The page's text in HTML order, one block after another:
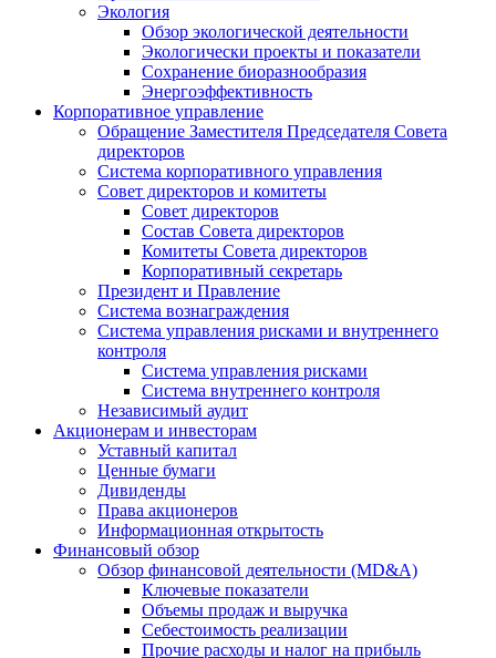
Экология
Обзор экологической деятельности
Экологически проекты и показатели
Сохранение биоразнообразия
Энергоэффективность
Корпоративное управление
Обращение Заместителя Председателя Совета
директоров
Система корпоративного управления
Совет директоров и комитеты
Совет директоров
Состав Совета директоров
Комитеты Совета директоров
Корпоративный секретарь
Президент и Правление
Система вознаграждения
Система управления рисками и внутреннего
контроля
Система управления рисками
Система внутреннего контроля
Независимый аудит
Акционерам и инвесторам
Уставный капитал
Ценные бумаги
Дивиденды
Права акционеров
Информационная открытость
Финансовый обзор
Обзор финансовой деятельности (MD&A)
Ключевые показатели
Объемы продаж и выручка
Себестоимость реализации
Прочие расходы и налог на прибыль